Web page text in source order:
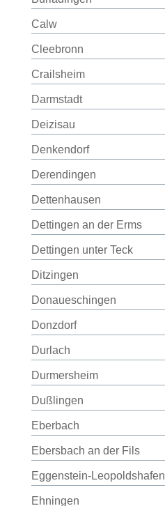
Calw
Cleebronn
Crailsheim
Darmstadt
Deizisau
Denkendorf
Derendingen
Dettenhausen
Dettingen an der Erms
Dettingen unter Teck
Ditzingen
Donaueschingen
Donzdorf
Durlach
Durmersheim
Dußlingen
Eberbach
Ebersbach an der Fils
Eggenstein-Leopoldshafen
Ehningen